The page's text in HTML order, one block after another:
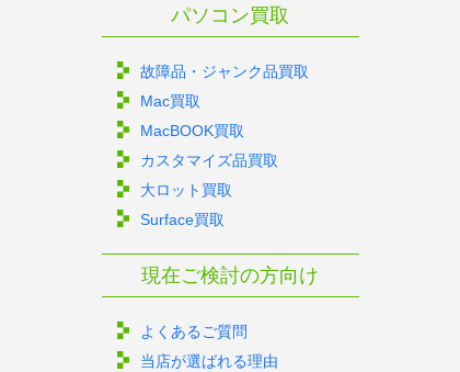
パソコン買取
故障品・ジャンク品買取
Mac買取
MacBOOK買取
カスタマイズ品買取
大ロット買取
Surface買取
現在ご検討の方向け
よくあるご質問
当店が選ばれる理由